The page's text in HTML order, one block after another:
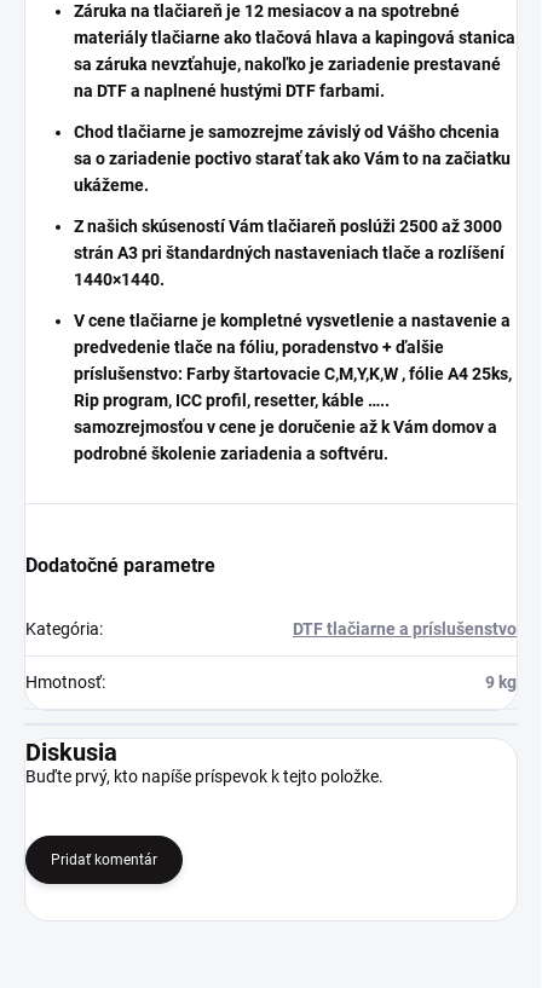
Záruka na tlačiareň je 12 mesiacov a na spotrebné
materiály tlačiarne ako tlačová hlava a kapingová stanica
sa záruka nevzťahuje, nakoľko je zariadenie prestavané
na DTF a naplnené hustými DTF farbami.
Chod tlačiarne je samozrejme závislý od Vášho chcenia
sa o zariadenie poctivo starať tak ako Vám to na začiatku
ukážeme.
Z našich skúseností Vám tlačiareň poslúži 2500 až 3000
strán A3 pri štandardných nastaveniach tlače a rozlíšení
1440×1440.
V cene tlačiarne je kompletné vysvetlenie a nastavenie a
predvedenie tlače na fóliu, poradenstvo + ďalšie
príslušenstvo: Farby štartovacie C,M,Y,K,W , fólie A4 25ks,
Rip program, ICC profil, resetter, káble …..
samozrejmosťou v cene je doručenie až k Vám domov a
podrobné školenie zariadenia a softvéru.
Dodatočné parametre
Kategória: DTF tlačiarne a príslušenstvo
Hmotnosť: 9 kg
Diskusia
Buďte prvý, kto napíše príspevok k tejto položke.
Pridať komentár